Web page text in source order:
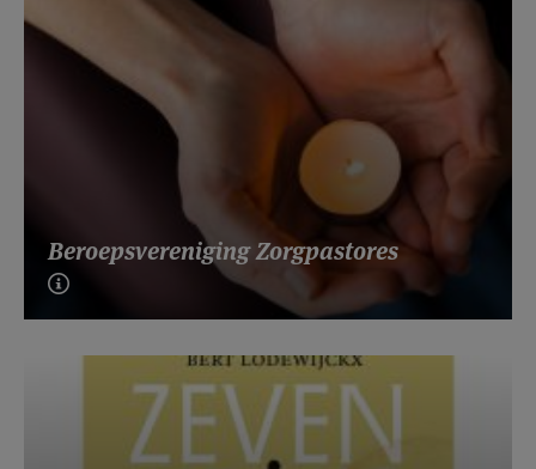
Beroepsvereniging Zorgpastores